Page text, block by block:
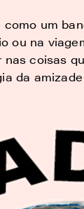
um
ou na
coisas
da